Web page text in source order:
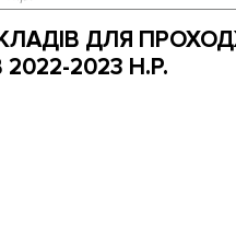
ДЛЯ
2023 Н.Р.